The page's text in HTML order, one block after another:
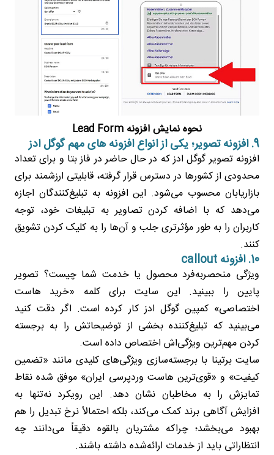
نحوه نمایش افزونه Lead Form
9. افزونه تصویر؛ یکی از انواع افزونه های مهم گوگل ادز
افزونه تصویر گوگل ادز که در حال حاضر در فاز بتا و برای تعداد
محدودی از کشورها در دسترس قرار گرفته، قابلیتی ارزشمند برای
بازاریابان محسوب می‌شود. این افزونه به تبلیغ‌کنندگان اجازه
می‌دهد که با اضافه کردن تصاویر به تبلیغات خود، توجه
کاربران را به طور مؤثرتری جلب و آن‌ها را به کلیک کردن تشویق
کنند.
10. افزونه callout
ویژگی منحصربه‌فرد محصول یا خدمت شما چیست؟ تصویر
پایین را ببینید. این سایت برای کلمه «خرید هاست
اختصاصی» کمپین گوگل ادز کار کرده است. اگر دقت کنید
می‌بینید که تبلیغ‌کننده بخشی از توضیحاتش را به برجسته
کردن مهم‌ترین ویژگی‌اش اختصاص داده است.
سایت برتینا با برجسته‌سازی ویژگی‌های کلیدی مانند «تضمین
کیفیت» و «قوی‌ترین هاست وردپرسی ایران» موفق شده نقاط
تمایزش را به مخاطبان نشان دهد. این رویکرد نه‌تنها به
افزایش آگاهی برند کمک می‌کند، بلکه احتمالاً نرخ تبدیل را هم
بهبود می‌بخشد؛ چراکه مشتریان بالقوه دقیقاً می‌دانند چه
انتظاراتی باید از خدمات ارائه‌شده داشته باشند.